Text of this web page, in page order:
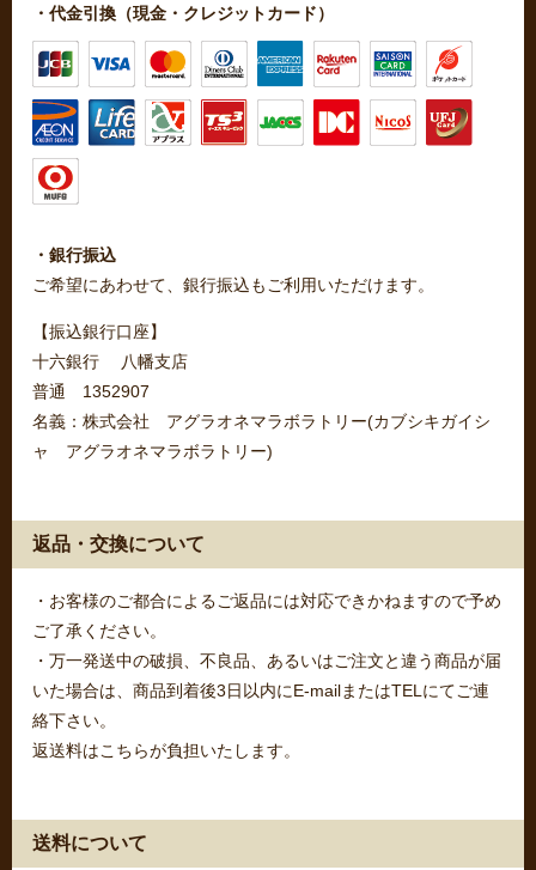
・代金引換（現金・クレジットカード）
・銀行振込
ご希望にあわせて、銀行振込もご利用いただけます。
【振込銀行口座】
十六銀行 八幡支店
普通 1352907
名義：株式会社 アグラオネマラボラトリー(カブシキガイシ
ャ アグラオネマラボラトリー)
返品・交換について
・お客様のご都合によるご返品には対応できかねますので予め
ご了承ください。
・万一発送中の破損、不良品、あるいはご注文と違う商品が届
いた場合は、商品到着後3日以内にE-mailまたはTELにてご連
絡下さい。
返送料はこちらが負担いたします。
送料について